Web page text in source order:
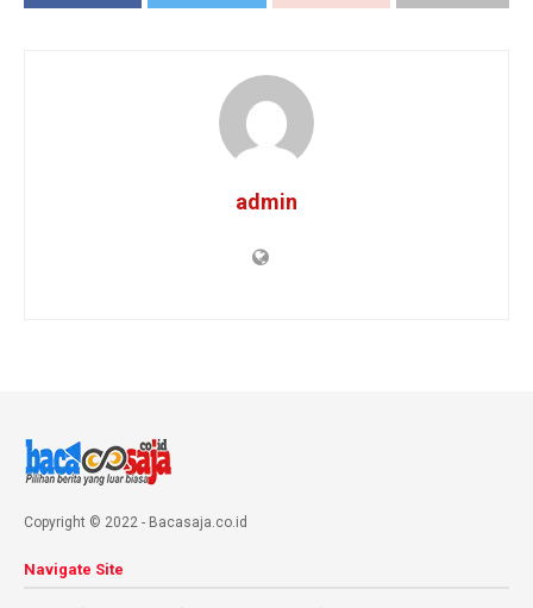
admin
Copyright © 2022 - Bacasaja.co.id
Navigate Site